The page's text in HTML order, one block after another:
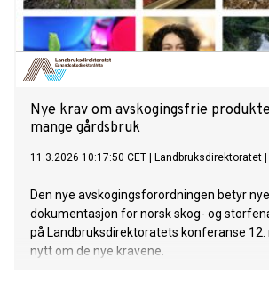
Nye krav om avskogingsfrie
mange gårdsbruk
11.3.2026 10:17:50 CET Landbruksdirektoratet
Den nye avskogingsforordningen betyr
dokumentasjon for norsk skog- og
på Landbruksdirektoratets konferanse 12.
nytt om de nye kravene.